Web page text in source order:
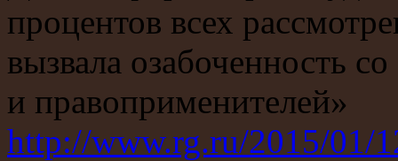
процентов всех
вызвала озабоченность
и правоприменителей»
http://www.rg.ru/2015/01/